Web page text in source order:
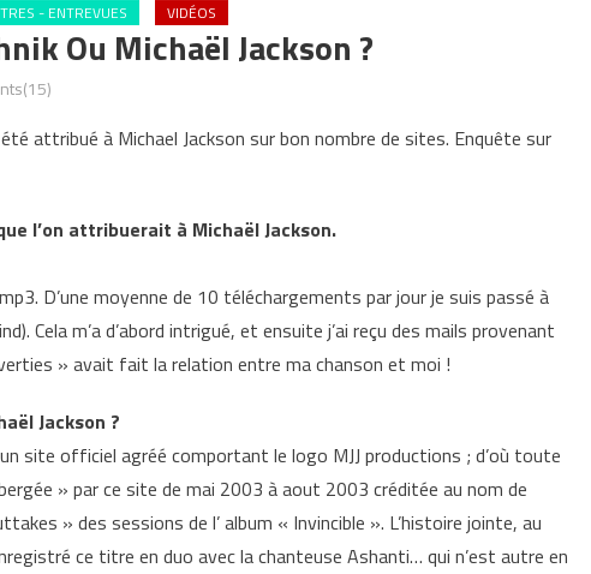
- ENTREVUES VIDÉOS
Ou Michaël Jackson ?
attribué à Michael Jackson sur bon nombre de sites. Enquête sur
l’on attribuerait à Michaël Jackson.
D’une moyenne de 10 téléchargements par jour je suis passé à
Cela m’a d’abord intrigué, et ensuite j’ai reçu des mails provenant
» avait fait la relation entre ma chanson et moi !
Jackson ?
site officiel agréé comportant le logo MJJ productions ; d’où toute
» par ce site de mai 2003 à aout 2003 créditée au nom de
» des sessions de l’ album « Invincible ». L’histoire jointe, au
ce titre en duo avec la chanteuse Ashanti… qui n’est autre en